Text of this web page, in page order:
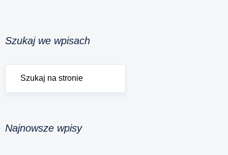
Szukaj we wpisach
Najnowsze wpisy